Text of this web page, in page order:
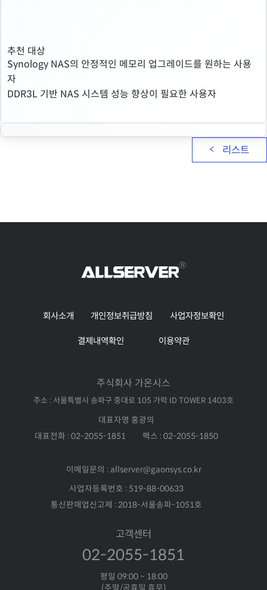
추천 대상
Synology NAS의 안정적인 메모리 업그레이드를 원하는 사용
자
DDR3L 기반 NAS 시스템 성능 향상이 필요한 사용자
리스트
회사소개 개인정보취급방침 사업자정보확인
결제내역확인 이용약관
주식회사 가온시스
주소 : 서울특별시 송파구 중대로 105 가락 ID TOWER 1403호
대표자명 홍광의
대표전화 : 02-2055-1851
팩스 : 02-2055-1850
이메일문의 : allserver@gaonsys.co.kr
사업자등록번호 : 519-88-00633
통신판매업신고제 : 2018-서울송파-1051호
고객센터
02-2055-1851
평일 09:00 ~ 18:00
(주말/공휴일 휴무)